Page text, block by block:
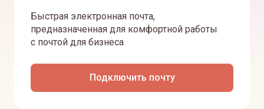
Быстрая электронная почта,
предназначенная для комфортной работы
с почтой для бизнеса
Подключить почту